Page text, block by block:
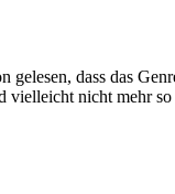
dass das
nicht mehr so